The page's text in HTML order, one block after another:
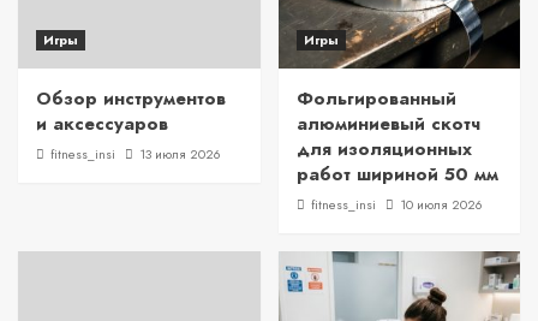
Игры
Обзор инструментов
и аксессуаров
fitness_insi 13 июля 2026
Игры
Фольгированный
алюминиевый скотч
для изоляционных
работ шириной 50 мм
fitness_insi 10 июля 2026